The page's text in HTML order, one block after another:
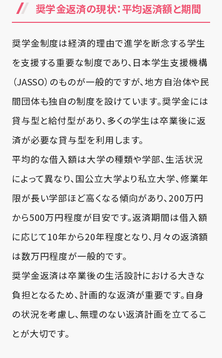
奨学金返済の現状：平均返済額と期間
奨学金制度は経済的理由で進学を断念する学生
を支援する重要な制度であり、日本学生支援機構
（JASSO）のものが一般的ですが、地方自治体や民
間団体も独自の制度を設けています。奨学金には
貸与型と給付型があり、多くの学生は卒業後に返
済が必要な貸与型を利用します。
平均的な借入額は大学の種類や学部、生活状況
によって異なり、国公立大学より私立大学、修業年
限が長い学部ほど高くなる傾向があり、200万円
から500万円程度が目安です。返済期間は借入額
に応じて10年から20年程度となり、月々の返済額
は数万円程度が一般的です。
奨学金返済は卒業後の生活設計における大きな
負担となるため、計画的な返済が重要です。自身
の状況を考慮し、無理のない返済計画を立てるこ
とが大切です。